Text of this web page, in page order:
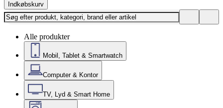
Indkøbskurv
Alle produkter
Mobil, Tablet & Smartwatch
Computer & Kontor
TV, Lyd & Smart Home